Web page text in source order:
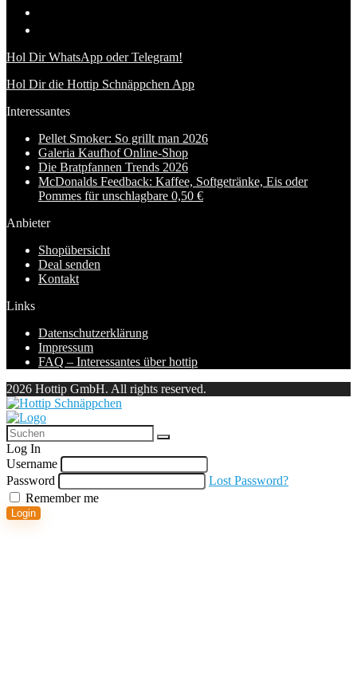
Hol Dir WhatsApp oder Telegram!
Hol Dir die Hottip Schnäppchen App
Interessantes
Pellet Smoker: So grillt man 2026
Galeria Kaufhof Online-Shop
Die Bratpfannen Trends 2026
McDonalds Feedback: Kaffee, Softgetränke, Eis oder
Pommes für unschlagbare 0,50 €
Anbieter
Shopübersicht
Deal senden
Kontakt
Links
Datenschutzerklärung
Impressum
FAQ – Interessantes über hottip
2026 Hottip GmbH. All rights reserved.
Log In
Username
Password
Lost Password?
Remember me
Login